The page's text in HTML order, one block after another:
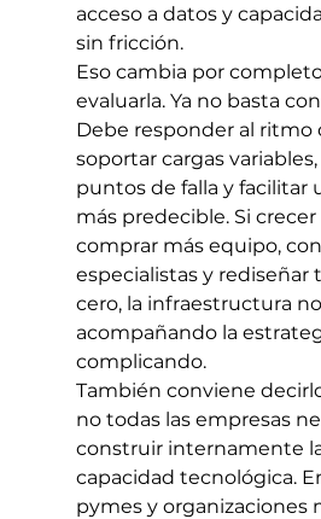
acceso a datos y
sin fricción.
Eso cambia por
evaluarla. Ya no basta
Debe responder al ritmo
soportar cargas
puntos de falla y facilitar
más predecible. Si
comprar más equipo,
especialistas y rediseñar
cero, la infraestructura
acompañando la
complicando.
También conviene
no todas las empresas
construir internamente
capacidad tecnológica.
pymes y organizaciones